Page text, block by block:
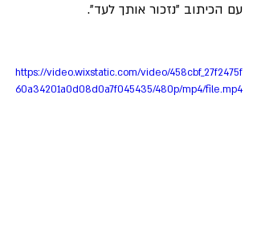
עם הכיתוב "נזכור אותך לעד".
https://video.wixstatic.com/video/458cbf_27f2475f
60a34201a0d08d0a7f045435/480p/mp4/file.mp4